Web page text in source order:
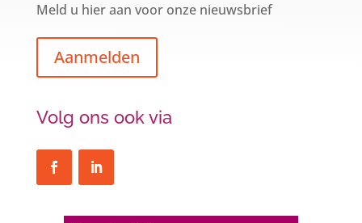
Meld u hier aan voor onze nieuwsbrief
Aanmelden
Volg ons ook via